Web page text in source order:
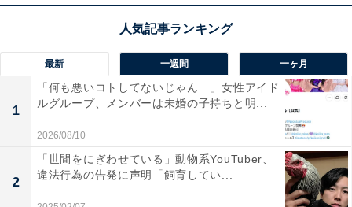
最新 一週間 一ヶ月
1
「何も悪いコトしてないじゃん…」女性アイド
ルグループ、メンバーは未婚の子持ちと明...
2026/08/10
2
「世間をにぎわせている」動物系YouTuber、
違法行為の告発に声明「飼育してい...